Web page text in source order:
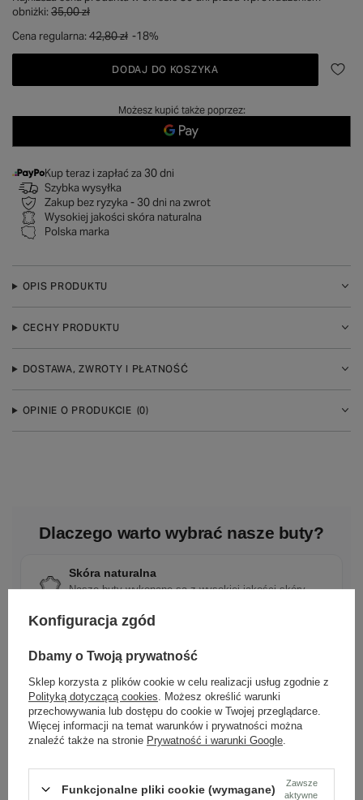
obniżki: 35,00 zł
Cena regularna: 42,80 zł -18%
DODAJ DO KOSZYKA
Możesz kupić także poprzez:
Kup teraz i zapłać za 30 dni
Szybka wysyłka
Zakup bez ryzyka - 30 dni na zwrot
Wysokiej jakości skóra naturalna
Polska marka
OPIS PRODUKTU
CECHY PRODUKTU
DOSTAWA, ZWROTY I PŁATNOŚĆ
OPINIE O PRODUKCIE (0)
Dlaczego warto wybrać nasze buty?
Skóra naturalna
Nasze buty wykonane są z wysokiej jakości skóry
Polska marka
Ponadczasowy design
Klasyczne wzory, które pasują do wielu stylizacji.
Konfiguracja zgód
Dbamy o Twoją prywatność
Sklep korzysta z plików cookie w celu realizacji usług zgodnie z
Polityką dotyczącą cookies . Możesz określić warunki
przechowywania lub dostępu do cookie w Twojej przeglądarce.
Więcej informacji na temat warunków i prywatności można
znaleźć także na stronie Prywatność i warunki Google
Funkcjonalne pliki cookie (wymagane)
Zawsze
aktywne